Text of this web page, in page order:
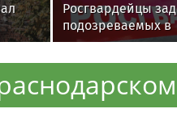
в
Росгвардейцы
подозреваемых в
мошеннических
Подмосковье